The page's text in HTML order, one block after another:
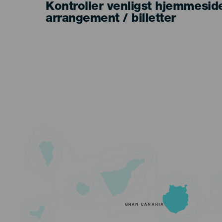
Kontroller venligst
arrangement / billetter
GRAN CANARIA